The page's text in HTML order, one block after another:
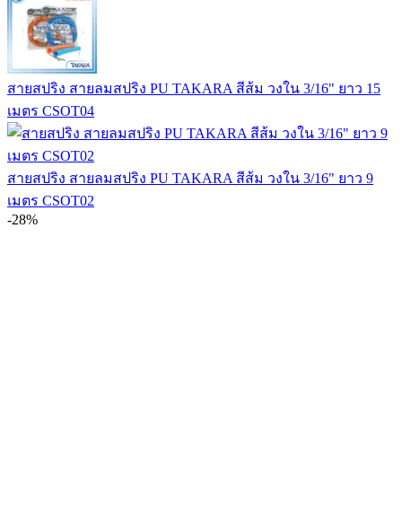
สายสปริง สายลมสปริง PU TAKARA สีส้ม วงใน 3/16" ยาว 15
เมตร CSOT04
สายสปริง สายลมสปริง PU TAKARA สีส้ม วงใน 3/16" ยาว 9
เมตร CSOT02
-28%